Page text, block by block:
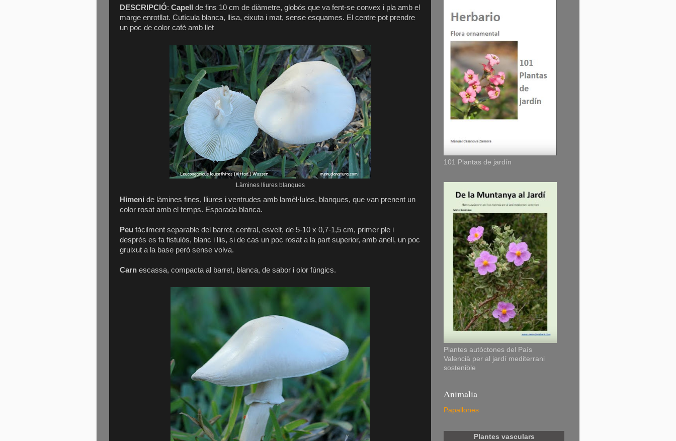
DESCRIPCIÓ: Capell
de fins 10 cm de diàmetre, globós que va fent-se convex i pla amb el
marge enrotllat. Cutícula blanca, llisa, eixuta i mat, sense esquames. El centre pot prendre
un poc de color cafè amb llet
Làmines lliures blanques
Himeni de làmines fines, lliures i ventrudes amb lamèl·lules, blanques, que van prenent un
color rosat amb el temps. Esporada blanca.
Peu fàcilment separable del barret, central, esvelt, de 5-10 x 0,7-1,5 cm, primer ple i
després es fa fistulós, blanc i llis, si de cas un poc rosat a la part superior, amb anell, un poc
gruixut a la base però sense volva.
Carn escassa, compacta al barret, blanca, de sabor i olor fúngics.
101 Plantas de jardín
Plantes autòctones del País
Valencià per al jardí mediterrani
sostenible
Animalia
Papallones
Plantes vasculars